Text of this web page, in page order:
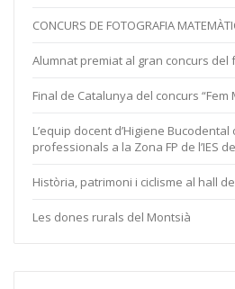
CONCURS DE FOTOGRAFIA
Alumnat premiat al gran concurs del
Final de Catalunya del concurs “Fem
L’equip docent d’Higiene
professionals a la Zona FP de l’IES de
Història, patrimoni i ciclisme al hall
Les dones rurals del Montsià